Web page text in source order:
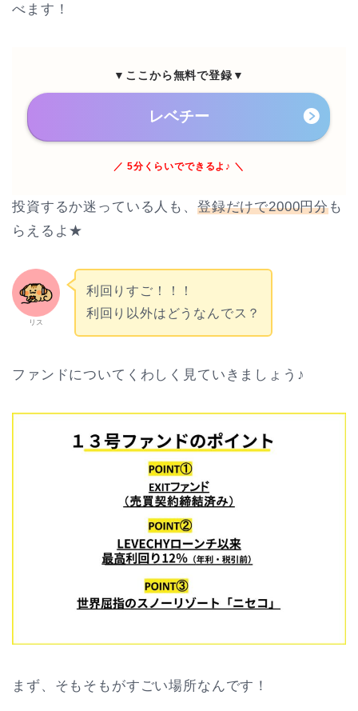
べます！
▼ここから無料で登録▼
レベチー
／ 5分くらいでできるよ♪ ＼
投資するか迷っている人も、 登録だけで2000円分も
らえるよ★
リス
利回りすご！！！
利回り以外はどうなんでス？
ファンドについてくわしく見ていきましょう♪
まず、そもそもがすごい場所なんです！